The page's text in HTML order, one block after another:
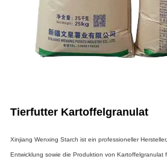
Tierfutter Kartoffelgranulat
Xinjiang Wenxing Starch ist ein professioneller
Entwicklung sowie die Produktion von Kartoffelgranulat